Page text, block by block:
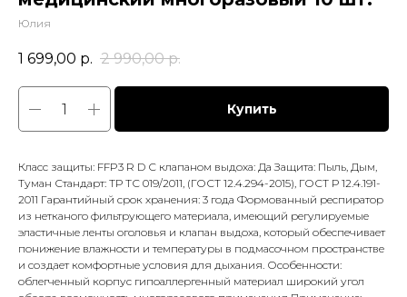
Юлия
1 699,00 р. 2 990,00 р.
Купить
Класс защиты: FFP3 R D С клапаном выдоха: Да Защита: Пыль, Дым,
Туман Стандарт: ТР ТС 019/2011, (ГОСТ 12.4.294-2015), ГОСТ Р 12.4.191-
2011 Гарантийный срок хранения: 3 года Формованный респиратор
из нетканого фильтрующего материала, имеющий регулируемые
эластичные ленты оголовья и клапан выдоха, который обеспечивает
понижение влажности и температуры в подмасочном пространстве
и создает комфортные условия для дыхания. Особенности:
облегченный корпус гипоаллергенный материал широкий угол